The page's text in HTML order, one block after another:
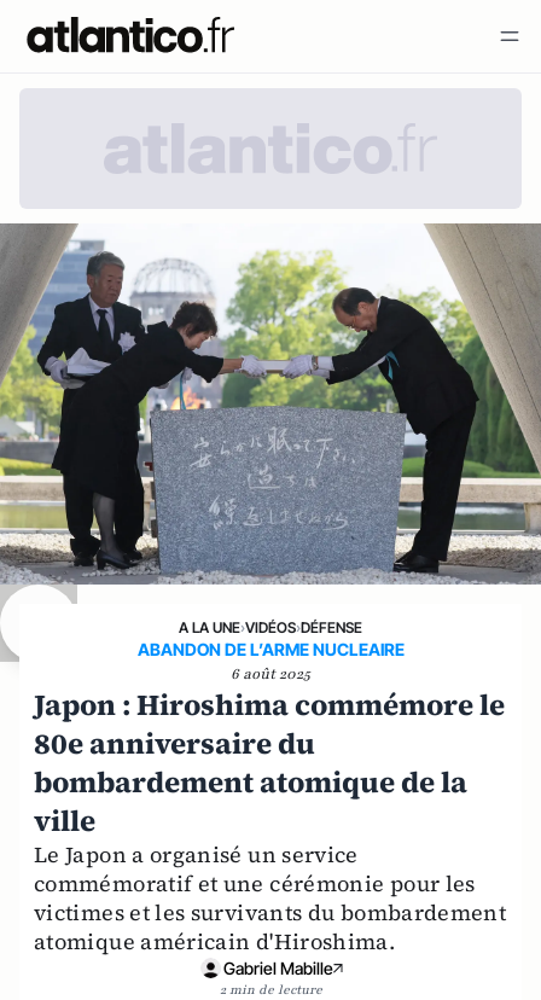
A LA UNE›VIDÉOS›DÉFENSE
ABANDON DE L’ARME NUCLEAIRE
6 août 2025
Japon : Hiroshima commémore le
80e anniversaire du
bombardement atomique de la
ville
Le Japon a organisé un service
commémoratif et une cérémonie pour les
victimes et les survivants du bombardement
atomique américain d'Hiroshima.
Gabriel Mabille
2 min de lecture